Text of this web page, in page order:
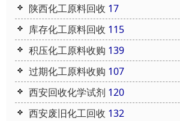
陕西化工原料回收 17
库存化工原料回收 115
积压化工原料收购 139
过期化工原料收购 107
西安回收化学试剂 120
西安废旧化工回收 132